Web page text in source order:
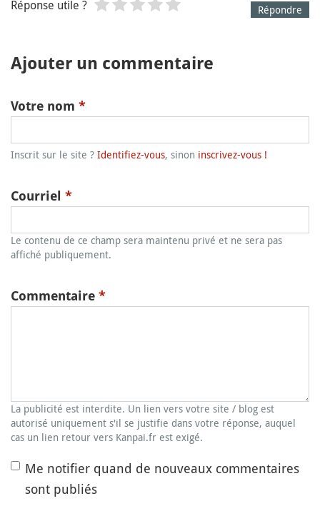
Répondre
Réponse utile ?
Ajouter un commentaire
Votre nom *
Inscrit sur le site ? Identifiez-vous, sinon inscrivez-vous !
Courriel *
Le contenu de ce champ sera maintenu privé et ne sera pas
affiché publiquement.
Commentaire *
La publicité est interdite. Un lien vers votre site / blog est
autorisé uniquement s'il se justifie dans votre réponse, auquel
cas un lien retour vers Kanpai.fr est exigé.
Me notifier quand de nouveaux commentaires
sont publiés